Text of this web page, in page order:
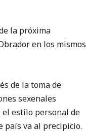
la próxima
en los mismos
de la toma de
sexenales
el estilo personal de
país va al precipicio.